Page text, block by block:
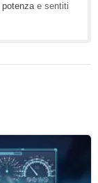
potenzae sentiti